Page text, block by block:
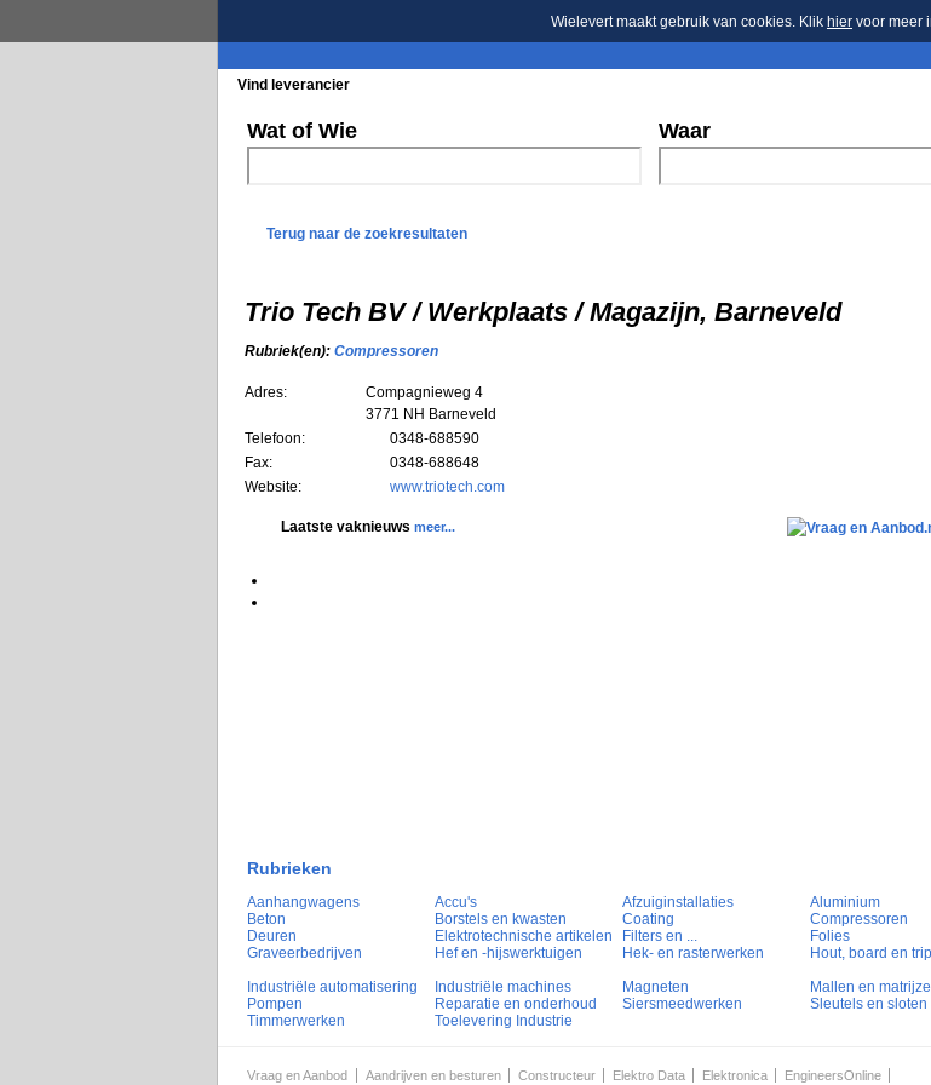
Wielevert maakt gebruik van cookies. Klik hier voor
Vind leverancier
Wat of Wie Waar
Terug naar de zoekresultaten
Trio Tech BV / Werkplaats / Magazijn, Barneveld
Rubriek(en): Compressoren
Adres:
Compagnieweg 4
3771 NH Barneveld
Telefoon:
0348-688590
Fax:
0348-688648
Website:
www.triotech.com
Laatste vaknieuws meer...
Rubrieken
Aanhangwagens Accu's Afzuiginstallaties Aluminium
Beton
Borstels en kwasten Coating Compressoren
Deuren
Elektrotechnische artikelen Filters en ... Folies
Graveerbedrijven
Hef en -hijswerktuigen Hek- en rasterwerken Hout, board en
Industriële automatisering
Industriële machines Magneten Mallen en
Pompen
Reparatie en onderhoud Siersmeedwerken Sleutels en sloten
Timmerwerken
Toelevering Industrie
Vraag en Aanbod Aandrijven en besturen Constructeur Elektro Data Elektronica EngineersOnline